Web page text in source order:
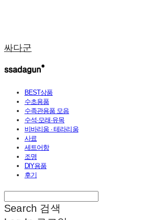
싸다군
BEST상품
수초용품
수족관용품 모음
수석·모래·유목
비바리움 · 테라리움
사료
세트어항
조명
DIY용품
후기
Search 검색